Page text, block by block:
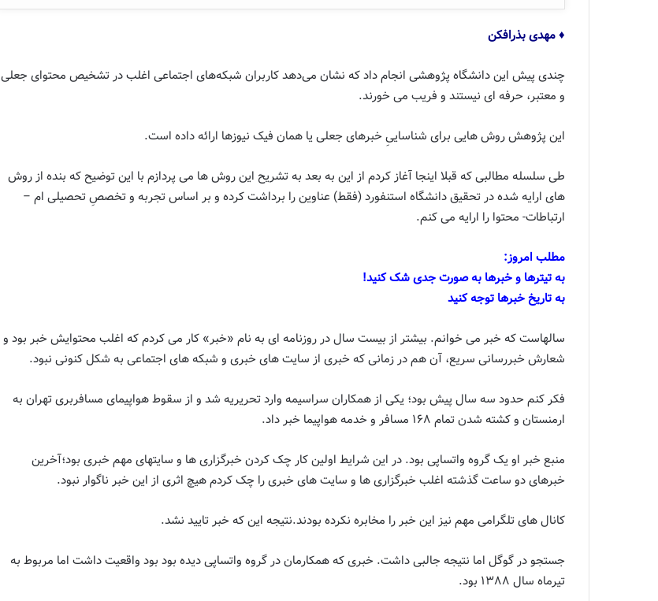
♦ مهدی بذرافکن
چندی پیش این دانشگاه پژوهشی انجام داد که نشان می‌دهد کاربران شبکه‌های اجتماعی اغلب در تشخیص محتوای جعلی
و معتبر، حرفه ای نیستند و فریب می خورند.
این پژوهش روش هایی برای شناساییِ خبرهای جعلی یا همان فیک نیوزها ارائه داده است.
طی سلسله مطالبی که قبلا اینجا آغاز کردم از این به بعد به تشریح این روش ها می پردازم با این توضیح که بنده از روش
های ارایه شده در تحقیق دانشگاه استنفورد (فقط) عناوین را برداشت کرده و بر اساس تجربه و تخصصِ تحصیلی ام –
ارتباطات- محتوا را ارایه می کنم.
مطلب امروز:
به تیترها و خبرها به صورت جدی شک کنید!
به تاریخ خبرها توجه کنید
سالهاست که خبر می خوانم. بیشتر از بیست سال در روزنامه ای به نام «خبر» کار می کردم که اغلب محتوایش خبر بود و
شعارش خبررسانی سریع، آن هم در زمانی که خبری از سایت های خبری و شبکه های اجتماعی به شکل کنونی نبود.
فکر کنم حدود سه سال پیش بود؛ یکی از همکاران سراسیمه وارد تحریریه شد و از سقوط هواپیمای مسافربری تهران به
ارمنستان و کشته شدن تمام ۱۶۸ مسافر و خدمه هواپیما خبر داد.
منبع خبر او یک گروه واتساپی بود. در این شرایط اولین کار چک کردن خبرگزاری ها و سایتهای مهم خبری بود؛آخرین
خبرهای دو ساعت گذشته اغلب خبرگزاری ها و سایت های خبری را چک کردم هیچ اثری از این خبر ناگوار نبود.
کانال های تلگرامی مهم نیز این خبر را مخابره نکرده بودند.نتیجه این که خبر تایید نشد.
جستجو در گوگل اما نتیجه جالبی داشت. خبری که همکارمان در گروه واتساپی دیده بود بود واقعیت داشت اما مربوط به
تیرماه سال ۱۳۸۸ بود.